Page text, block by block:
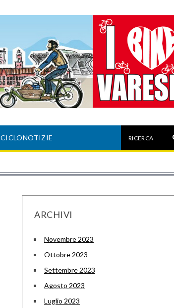
CICLONOTIZIE
ARCHIVI
Novembre 2023
Ottobre 2023
Settembre 2023
Agosto 2023
Luglio 2023